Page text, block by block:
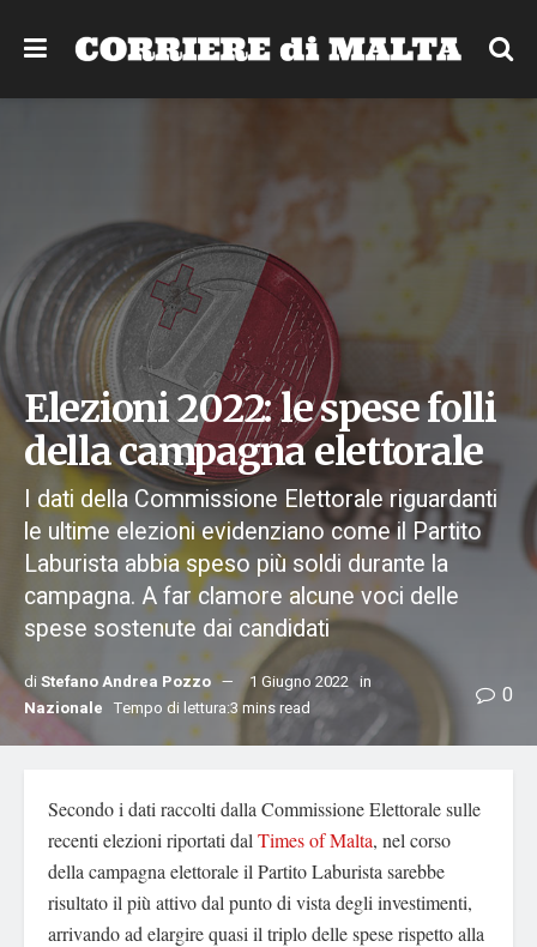
Elezioni 2022: le spese folli
della campagna elettorale
I dati della Commissione Elettorale riguardanti
le ultime elezioni evidenziano come il Partito
Laburista abbia speso più soldi durante la
campagna. A far clamore alcune voci delle
spese sostenute dai candidati
diStefano Andrea Pozzo 1 Giugno 2022 in
Nazionale Tempo di lettura:3 mins read 0
Secondo i dati raccolti dalla Commissione Elettorale sulle
recenti elezioni riportati dal Times of Malta, nel corso
della campagna elettorale il Partito Laburista sarebbe
risultato il più attivo dal punto di vista degli investimenti,
arrivando ad elargire quasi il triplo delle spese rispetto alla